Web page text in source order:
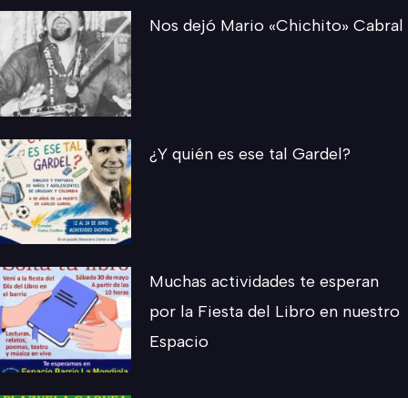
Nos dejó Mario «Chichito» Cabral
¿Y quién es ese tal Gardel?
Muchas actividades te esperan
por la Fiesta del Libro en nuestro
Espacio